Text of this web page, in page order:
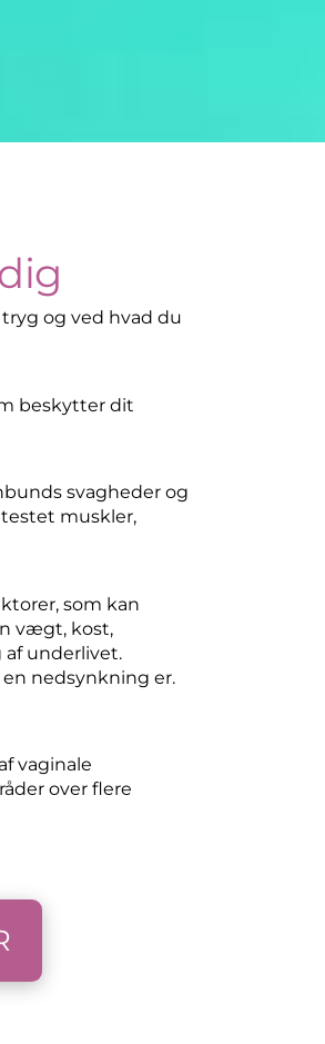
og ved hvad du
beskytter dit
svagheder og
muskler,
som kan
vægt, kost,
af underlivet.
nedsynkning er.
vaginale
over flere